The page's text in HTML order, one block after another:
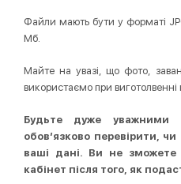
Файли мають бути у форматі
Мб.
Майте на увазі, що фото,
використаємо при
Будьте дуже уважними
обов’язково перевірити,
ваші дані. Ви не
кабінет після того, як